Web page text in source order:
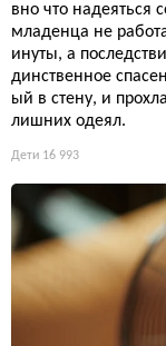
вно что надеяться
младенца не
инуты, а
динственное
ый в стену, и
лишних одеял.
Дети 16 993